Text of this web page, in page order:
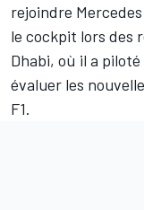
rejoindre
le cockpit lors des
Dhabi, où il a piloté
évaluer les
F1.